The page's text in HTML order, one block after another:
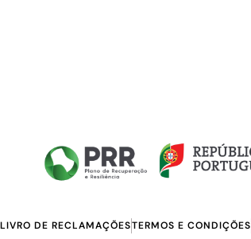
LIVRO DE RECLAMAÇÕESTERMOS E CONDIÇÕES